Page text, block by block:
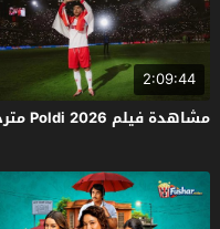
2:09:44
مشاهدة فيلم Poldi 2026 مترجم